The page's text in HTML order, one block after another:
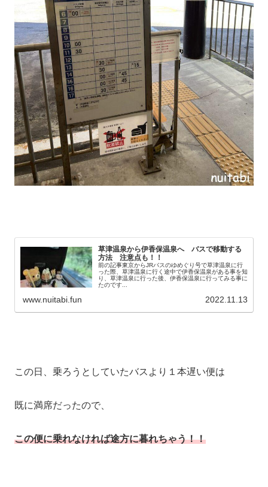
草津温泉から伊香保温泉へ バスで移動する
方法 注意点も！！
前の記事東京からJRバスのゆめぐり号で草津温泉に行
った際、草津温泉に行く途中で伊香保温泉がある事を知
り、草津温泉に行った後、伊香保温泉に行ってみる事に
たのです...
www.nuitabi.fun 2022.11.13
この日、乗ろうとしていたバスより１本遅い便は
既に満席だったので、
この便に乗れなければ途方に暮れちゃう！！